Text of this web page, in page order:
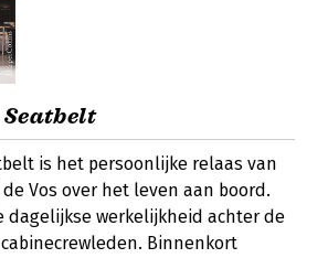
is het persoonlijke relaas van
Vos over het leven aan boord.
dagelijkse werkelijkheid achter de
Binnenkort